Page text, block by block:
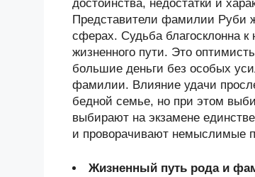
достоинства, недостатки и
Представители фамилии Руби
сферах. Судьба благосклонна к
жизненного пути. Это
большие деньги без особых
фамилии. Влияние удачи
бедной семье, но при этом
выбирают на экзамене
и проворачивают немыслимые
Жизненный путь рода и